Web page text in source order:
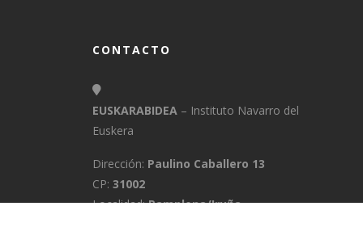
CONTACTO
EUSKARABIDEA – Instituto Navarro del
Euskera
Dirección: Paulino Caballero 13
CP: 31002
Localidad:Pamplona/Iruña